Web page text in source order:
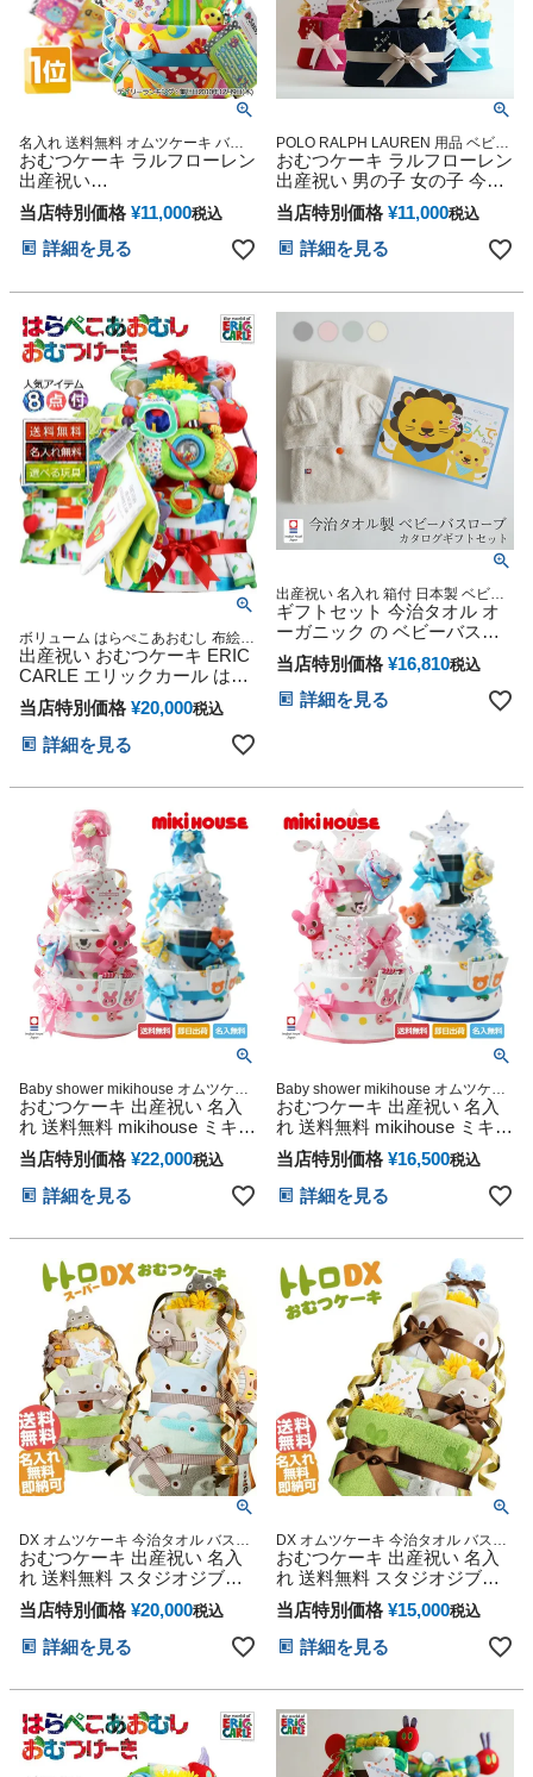
名入れ 送料無料 オムツケーキ バス
タオル 歯固め ギフト メリーズ パン
パース 1歳 誕生日 出産祝い おむつケ
ーキ 妊娠祝い プレゼント
おむつケーキ ラルフローレン
出産祝い
POLORALPHLAUREN ベビ
ーソックス Sassy 身長計バス
タオル 今治タオル 3段 サッシ
ー 名入れ 男の子 女の子 思い
さん クリスマス ハロウィン
バレンタイン 七五三 初節句
子供の日 ギフトセット 人気
端午の節句 ひな祭り
当店特別価格 ¥11,000税込
詳細を見る
POLO RALPH LAUREN 用品 ベビー
グッズ ギフトセット マタニティ 送
料無料 豪華 赤ちゃん 専門
おむつケーキ ラルフローレン
出産祝い 男の子 女の子 今治
タオル 刺繍 名入れ オーガニ
ック ベビーソックス 思い出
赤ちゃん 子供 出産 マタニテ
ィ マタニティフォト パパ マ
レンタイン 七五三 初節句 子
供の日 ギフトセット 人気 端
午の節句 ひな祭り
当店特別価格 ¥11,000税込
詳細を見る
ボリューム はらぺこあおむし 布絵本
バスタオル 盛り沢山の完全充実した
内容
出産祝い おむつケーキ ERIC
CARLE エリックカール はら
ぺこあおむし DX 3段 思い出
赤ちゃん 子供 出産 マタニテ
ィ フォト パパ ママ ベイビー
お父さん お母さん クリスマ
トセット 人気 端午の節句 ひ
な祭り 男の子 女の子
当店特別価格 ¥20,000税込
詳細を見る
出産祝い 名入れ 箱付 日本製 ベビー
バスポンチョ フード付き
ギフトセット 今治タオル オ
ーガニック の ベビーバスロ
ーブ と カタログギフト
Erande えらんで にこにこ 誕
生日 赤ちゃん 子供 出産 ベイ
ビー クリスマス ハロウィン
り 男の子 女の子
当店特別価格 ¥16,810税込
詳細を見る
Baby shower mikihouse オムツケー
キ おむつタワー ダイパーケーキ
おむつケーキ 出産祝い 名入
れ 送料無料 mikihouse ミキハ
ウス 使用 豪華DX3段 今治タ
オル ダイパーケーキ 思い出
赤ちゃん 子供 出産 マタニテ
ィ フォト パパ ママ ベイビー
七五三 初節句 子供の日 ギフ
トセット 人気 端午の節句 ひ
な祭り 男の子 女の子
当店特別価格 ¥22,000税込
詳細を見る
Baby shower mikihouse オムツケー
キ おむつタワー ダイパーケーキ
おむつケーキ 出産祝い 名入
れ 送料無料 mikihouse ミキハ
ウス 使用 豪華DX3段 今治タ
オル ダイパーケーキ 思い出
赤ちゃん 子供 出産 マタニテ
ィ フォト パパ ママ ベイビー
七五三 初節句 子供の日 ギフ
トセット 人気 端午の節句 ひ
な祭り 男の子 女の子
当店特別価格 ¥16,500税込
詳細を見る
DX オムツケーキ 今治タオル バスタ
オル 男の子 女の子 ギフト キャラク
ター ダイパーケーキ 豪華 赤ちゃん
インスタ
おむつケーキ 出産祝い 名入
れ 送料無料 スタジオジブリ
二馬力 となりのトトロ 思い
出 赤ちゃん 子供 出産 マタニ
ティ フォト パパ ママ ベイビ
ー お父さん お母さん クリス
フトセット 人気 端午の節句
ひな祭り 男の子 女の子
当店特別価格 ¥20,000税込
詳細を見る
DX オムツケーキ 今治タオル バスタ
オル 男の子 女の子 ギフト キャラク
ター ダイパーケーキ 豪華 赤ちゃん
インスタ
おむつケーキ 出産祝い 名入
れ 送料無料 スタジオジブリ
二馬力 となりのトトロ
当店特別価格 ¥15,000税込
詳細を見る